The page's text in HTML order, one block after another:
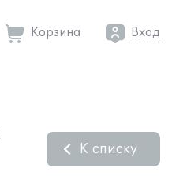
Корзина Вход
К списку